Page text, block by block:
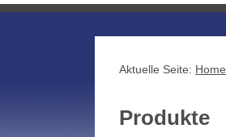
Aktuelle Seite: Home
Produkte